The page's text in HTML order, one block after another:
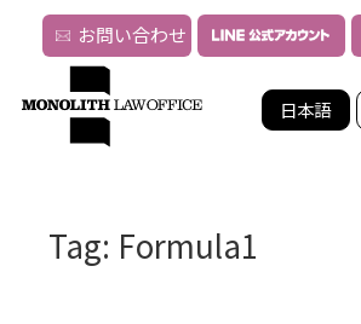
日本語
お問い合わせ
Tag: Formula1